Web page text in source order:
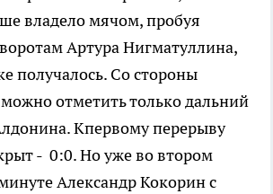
владело мячом, пробуя
Артура Нигматуллина,
получалось. Со стороны
отметить только дальний
Кпервому перерыву
- 0:0. Но уже во втором
Александр Кокорин с